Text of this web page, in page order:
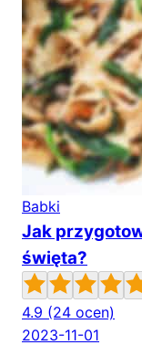
Babki
Jak
święta?
4.9 (24 ocen)
2023-11-01